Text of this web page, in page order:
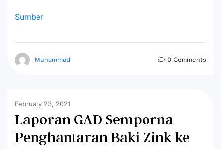
Sumber
Muhammad 0 Comments
February 23, 2021
Laporan GAD Semporna
Penghantaran Baki Zink ke